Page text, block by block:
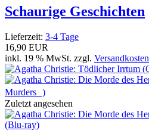
Schaurige Geschichten
Lieferzeit: 3-4 Tage
16,90 EUR
inkl. 19 % MwSt. zzgl. Versandkosten
Zuletzt angesehen